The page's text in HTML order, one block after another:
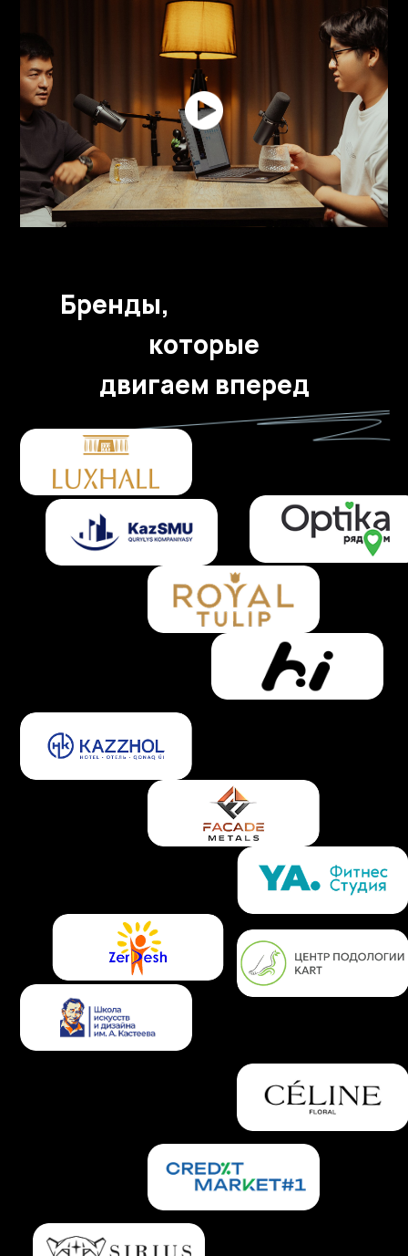
Бренды,
которые
двигаем вперед